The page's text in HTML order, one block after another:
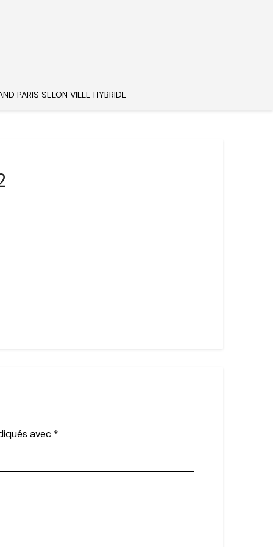
PARIS SELON VILLE HYBRIDE
avec *